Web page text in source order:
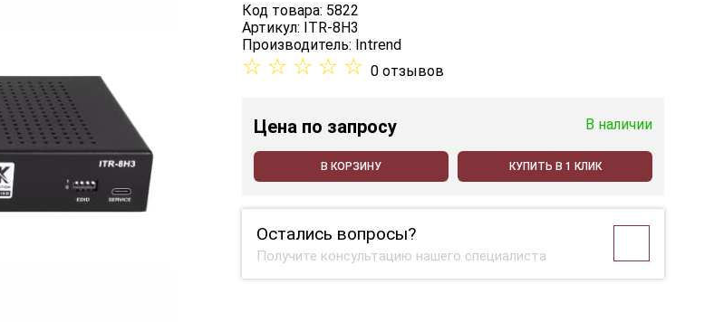
Код товара: 5822
Артикул: ITR-8H3
Производитель: Intrend
☆ ☆ ☆ ☆ ☆ 0 отзывов
Цена по запросу В наличии
В КОРЗИНУ КУПИТЬ В 1 КЛИК
Остались вопросы?
Получите консультацию нашего специалиста